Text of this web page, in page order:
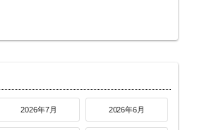
2026年7月 2026年6月